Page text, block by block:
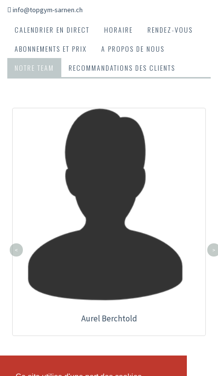
info@topgym-sarnen.ch
CALENDRIER EN DIRECT HORAIRE
RENDEZ-VOUS
ABONNEMENTS ET PRIX
A PROPOS DE NOUS
NOTRE TEAM
RECOMMANDATIONS DES CLIENTS
Aurel Berchtold
< >